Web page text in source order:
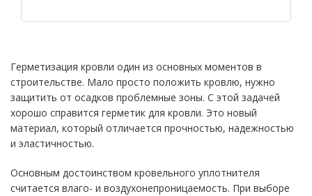
Герметизация кровли один из основных моментов в
строительстве. Мало просто положить кровлю, нужно
защитить от осадков проблемные зоны. С этой задачей
хорошо справится герметик для кровли. Это новый
материал, который отличается прочностью, надежностью
и эластичностью.
Основным достоинством кровельного уплотнителя
считается влаго- и воздухонепроницаемость. При выборе